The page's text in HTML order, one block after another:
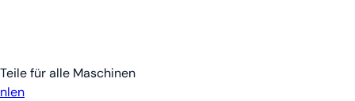
Teile für alle Maschinen
nlen